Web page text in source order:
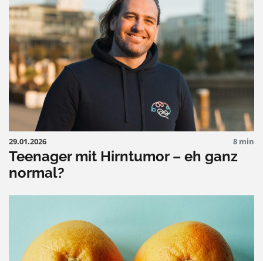
29.01.2026 8 min
Teenager mit Hirntumor – eh ganz
normal?